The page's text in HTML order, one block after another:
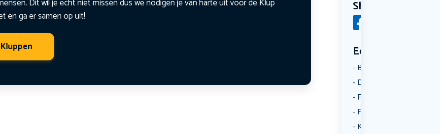
Share
Een aantal
Borrelen
Dansen
Fietsen
Film
Kunst & Cultuur
Dit wil je echt niet missen dus we nodigen je van harte uit voor de Klup
en ga er samen op uit!